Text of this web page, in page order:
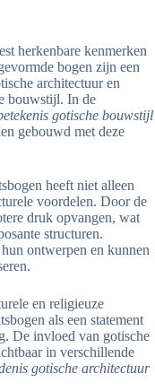
herkenbare kenmerken
bogen zijn een
architectuur en
bouwstijl. In de
gotische bouwstijl
gebouwd met deze
heeft niet alleen
voordelen. Door de
druk opvangen, wat
structuren.
ontwerpen en kunnen
en religieuze
als een statement
De invloed van gotische
in verschillende
gotische architectuur